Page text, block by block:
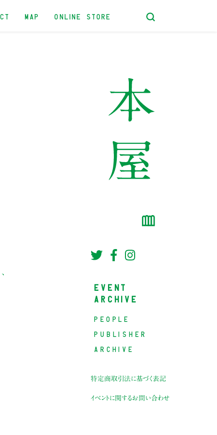
MAP ONLINE STORE
EVENT
ARCHIVE
PEOPLE
PUBLISHER
ARCHIVE
特定商取引法に基づく表記
イベントに関するお問い合わせ